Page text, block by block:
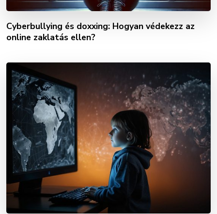
Cyberbullying és doxxing: Hogyan védekezz az
online zaklatás ellen?